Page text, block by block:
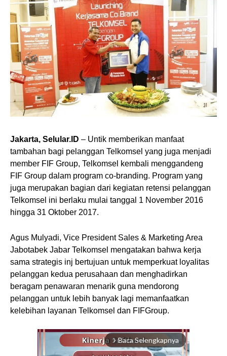
Jakarta, Selular.ID – Untik memberikan manfaat
tambahan bagi pelanggan Telkomsel yang juga menjadi
member FIF Group, Telkomsel kembali menggandeng
FIF Group dalam program co-branding. Program yang
juga merupakan bagian dari kegiatan retensi pelanggan
Telkomsel ini berlaku mulai tanggal 1 November 2016
hingga 31 Oktober 2017.
Agus Mulyadi, Vice President Sales & Marketing Area
Jabotabek Jabar Telkomsel mengatakan bahwa kerja
sama strategis inj bertujuan untuk memperkuat loyalitas
pelanggan kedua perusahaan dan menghadirkan
beragam penawaran menarik guna mendorong
pelanggan untuk lebih banyak lagi memanfaatkan
kelebihan layanan Telkomsel dan FIFGroup.
arrow_forward_ios Baca Selengkapnya